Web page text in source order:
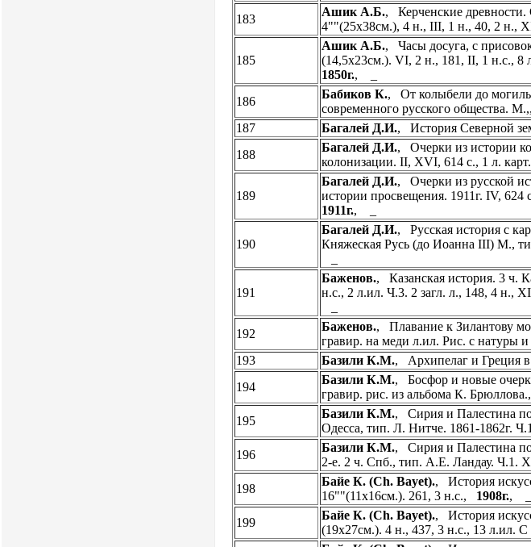
183
Ашик А.Б., Керченские древности.
4""(25х38см.), 4 н., III, 1 н., 40, 2 н.,
185
Ашик А.Б., Часы досуга, с
(14,5х23см.). VI, 2 н., 181, II, 1 н.с., 8
1850г., _
186
Бабиков К., От колыбели до
современного русского общества.
187
Багалей Д.И., История Северной
188
Багалей Д.И., Очерки из истории
колонизации. II, XVI, 614 с., 1 л.
189
Багалей Д.И., Очерки из русской
истории просвещения. 1911г. IV,
1911г., _
190
Багалей Д.И., Русская история с
Княжеская Русь (до Иоанна III) М.,
191
Баженов., Казанская история. 3 ч.
н.с., 2 л.ил. Ч.3. 2 загл. л., 148, 4 н.,
192
Баженов., Плавание к Зилантову
гравир. на меди л.ил. Рис. с натуры
193
Базили К.М., Архипелаг и Греция в
194
Базили К.М., Босфор и новые
гравир. рис. из альбома К.
195
Базили К.М., Сирия и Палестина
Одесса, тип. Л. Нитче. 1861-1862г.
196
Базили К.М., Сирия и Палестина
2-е. 2 ч. Спб., тип. А.Е. Ландау. Ч.1.
198
Байе К. (Ch. Bayet)., История
16""(11х16см.). 261, 3 н.с., 1908г., _
199
Байе К. (Ch. Bayet)., История
(19х27см.). 4 н., 437, 3 н.с., 13 л.ил.